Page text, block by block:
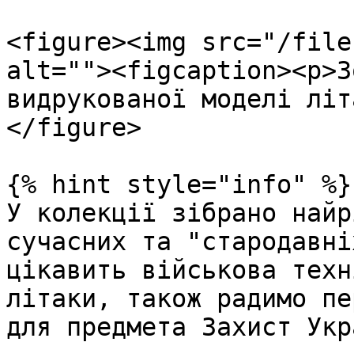
<figure><img src="/files/
видрукованої моделі
</figure>
{% hint style="info" %}
У колекції зібрано
сучасних та
цікавить військова
літаки, також радимо
для предмета Захист